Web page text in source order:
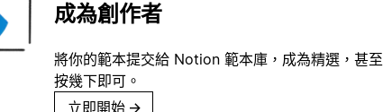
成為創作者
將你的範本提交給 Notion 範本庫，成為精選，甚
按幾下即可。
立即開始 →